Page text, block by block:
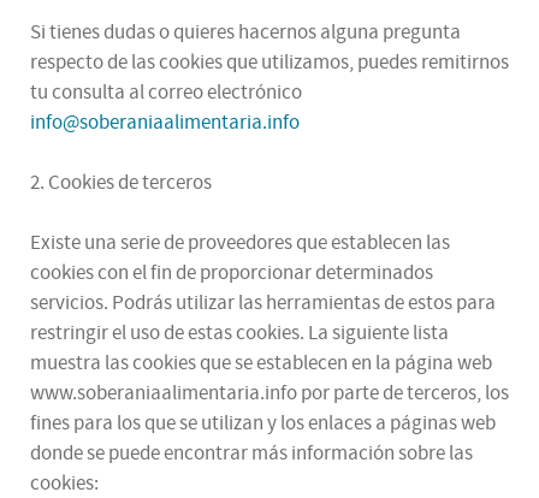
Si tienes dudas o quieres hacernos alguna pregunta
respecto de las cookies que utilizamos, puedes remitirnos
tu consulta al correo electrónico
info@soberaniaalimentaria.info
2. Cookies de terceros
Existe una serie de proveedores que establecen las
cookies con el fin de proporcionar determinados
servicios. Podrás utilizar las herramientas de estos para
restringir el uso de estas cookies. La siguiente lista
muestra las cookies que se establecen en la página web
www.soberaniaalimentaria.info por parte de terceros, los
fines para los que se utilizan y los enlaces a páginas web
donde se puede encontrar más información sobre las
cookies: